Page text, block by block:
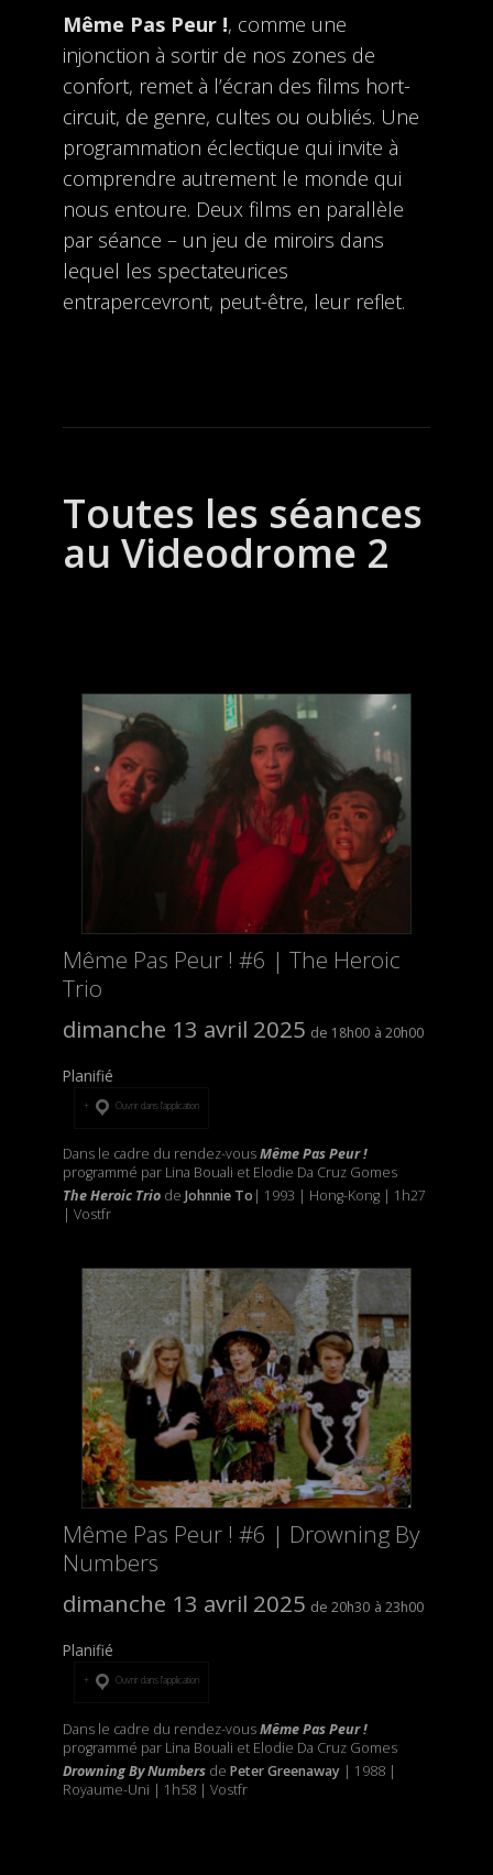
Même Pas Peur !, comme une
injonction à sortir de nos zones de
confort, remet à l’écran des films hort-
circuit, de genre, cultes ou oubliés. Une
programmation éclectique qui invite à
comprendre autrement le monde qui
nous entoure. Deux films en parallèle
par séance – un jeu de miroirs dans
lequel les spectateurices
entrapercevront, peut-être, leur reflet.
Toutes les séances
au Videodrome 2
Même Pas Peur ! #6 | The Heroic
Trio
dimanche 13 avril 2025
18h00 20h00
Planifié
Ouvrir dans l’application
Dans le cadre du rendez-vousMême Pas Peur !
programmé par Lina Bouali et Elodie Da Cruz Gomes
The Heroic Triode Johnnie To | 1993 | Hong-Kong | 1h27
| Vostfr
Même Pas Peur ! #6 | Drowning By
Numbers
dimanche 13 avril 2025
20h30 23h00
Planifié
Ouvrir dans l’application
Dans le cadre du rendez-vousMême Pas Peur !
programmé par Lina Bouali et Elodie Da Cruz Gomes
Drowning By Numbersde Peter Greenaway | 1988 |
Royaume-Uni | 1h58 | Vostfr